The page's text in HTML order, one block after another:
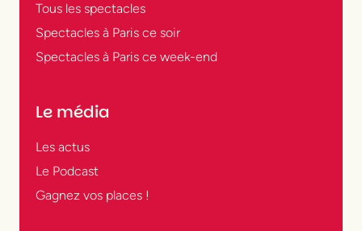
Tous les spectacles
Spectacles à Paris ce soir
Spectacles à Paris ce week-end
Le média
Les actus
Le Podcast
Gagnez vos places !